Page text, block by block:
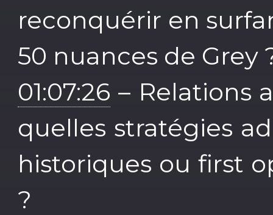
reconquérir en
50 nuances de Grey
01:07:26 – Relations
quelles stratégies
historiques ou first
?